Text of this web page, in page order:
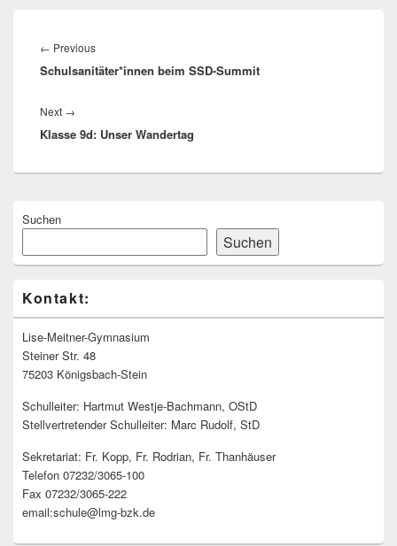
← PreviousPrevious
post:
Schulsanitäter*innen beim SSD-Summit
Next →
post:
Klasse 9d: Unser Wandertag
Seitenleisten
Bereich
Suchen
Suchen
Kontakt:
Lise-Meitner-Gymnasium
Steiner Str. 48
75203 Königsbach-Stein
Schulleiter: Hartmut Westje-Bachmann, OStD
Stellvertretender Schulleiter: Marc Rudolf, StD
Sekretariat: Fr. Kopp, Fr. Rodrian, Fr. Thanhäuser
Telefon 07232/3065-100
Fax 07232/3065-222
email:schule@lmg-bzk.de